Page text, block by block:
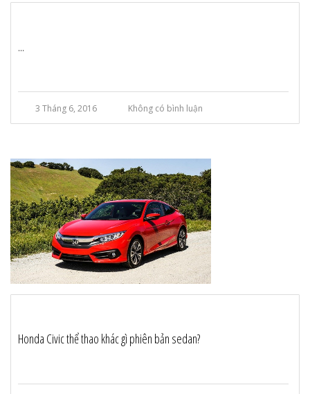
...
3 Tháng 6, 2016 Không có bình luận
Honda Civic thể thao khác gì phiên bản sedan?